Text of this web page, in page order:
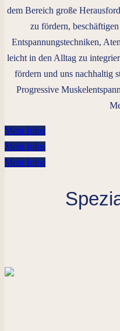
dem Bereich große
zu fördern,
Entspannungstechniken,
leicht in den Alltag zu
fördern und uns nachhaltig
Progressive
Mehr Infos
Mehr Infos
Mehr Infos